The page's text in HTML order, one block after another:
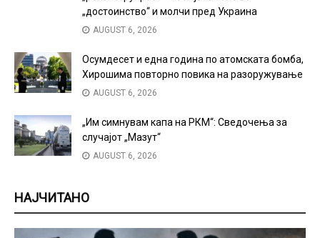
„достоинство“ и молчи пред Украина
AUGUST 6, 2026
Осумдесет и една година по атомската бомба,
Хирошима повторно повика на разоружување
AUGUST 6, 2026
„Им симнувам капа на РКМ“: Сведочења за
случајот „Мазут“
AUGUST 6, 2026
НАЈЧИТАНО